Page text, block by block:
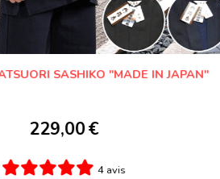
SAMOURAI SOIE NOIRE
MONTSUKI HOMME